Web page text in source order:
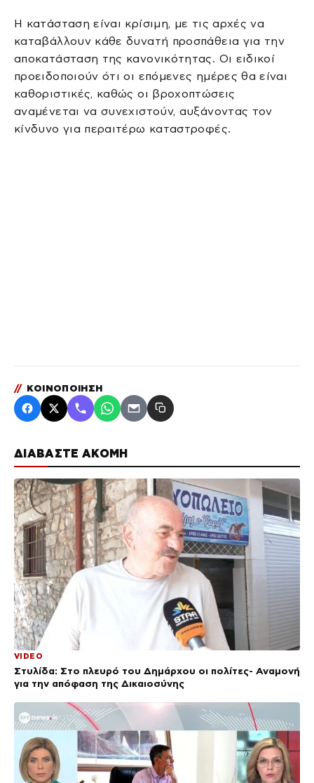
ΔΙΑΒΑΣΤΕ ΑΚΟΜΗ
VIDEO
Στυλίδα: Στο πλευρό του Δημάρχου οι πολίτες- Αναμονή
για την απόφαση της Δικαιοσύνης
Η κατάσταση είναι κρίσιμη, με τις αρχές να
καταβάλλουν κάθε δυνατή προσπάθεια για την
αποκατάσταση της κανονικότητας. Οι ειδικοί
προειδοποιούν ότι οι επόμενες ημέρες θα είναι
καθοριστικές, καθώς οι βροχοπτώσεις
αναμένεται να συνεχιστούν, αυξάνοντας τον
κίνδυνο για περαιτέρω καταστροφές.
// ΚΟΙΝΟΠΟΙΗΣΗ